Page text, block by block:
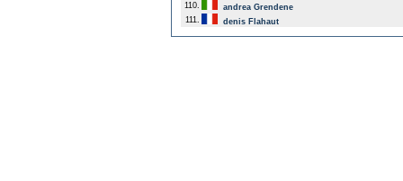
110.
andrea Grendene
111.
denis Flahaut